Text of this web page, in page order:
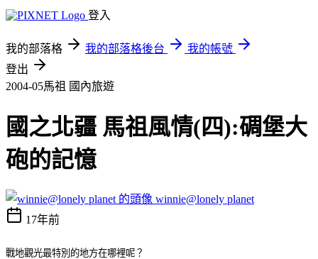
登入
我的部落格 我的部落格後台
我的帳號
登出
2004-05馬祖 國內旅遊
國之北疆 馬祖風情(四):碉堡大
砲的記憶
winnie@lonely planet
17年前
戰地觀光最特別的地方在哪裡呢？